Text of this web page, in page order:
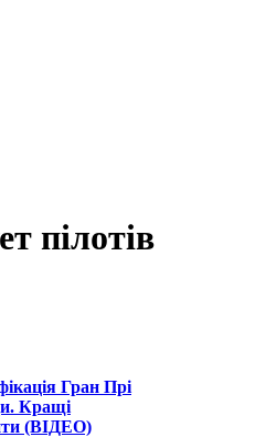
пілотів
Гран Прі
Кращі
(ВІДЕО)